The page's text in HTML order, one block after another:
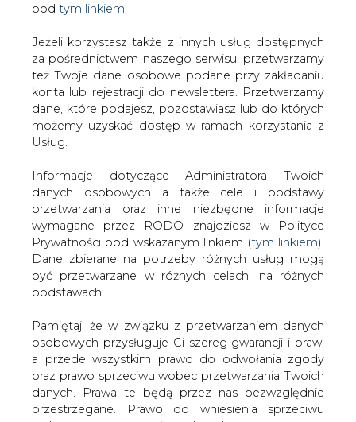
WŁĄCZ CIRE.TV
pod tym linkiem.
Jeżeli korzystasz także z innych usług dostępnych
za pośrednictwem naszego serwisu, przetwarzamy
też Twoje dane osobowe podane przy zakładaniu
konta lub rejestracji do newslettera. Przetwarzamy
dane, które podajesz, pozostawiasz lub do których
możemy uzyskać dostęp w ramach korzystania z
Usług.
Informacje dotyczące Administratora Twoich
danych osobowych a także cele i podstawy
przetwarzania oraz inne niezbędne informacje
wymagane przez RODO znajdziesz w Polityce
Prywatności pod wskazanym linkiem (tym linkiem).
Dane zbierane na potrzeby różnych usług mogą
być przetwarzane w różnych celach, na różnych
podstawach.
Pamiętaj, że w związku z przetwarzaniem danych
osobowych przysługuje Ci szereg gwarancji i praw,
a przede wszystkim prawo do odwołania zgody
oraz prawo sprzeciwu wobec przetwarzania Twoich
danych. Prawa te będą przez nas bezwzględnie
przestrzegane. Prawo do wniesienia sprzeciwu
Strona główna
SERWIS INFORMACYJNY CIRE
Firmy sektora naftowego w Kanadzie chcą, by rząd
ograniczył produkcję
drukuj
skomentuj
udostępnij
Firmy sektora naftowego w